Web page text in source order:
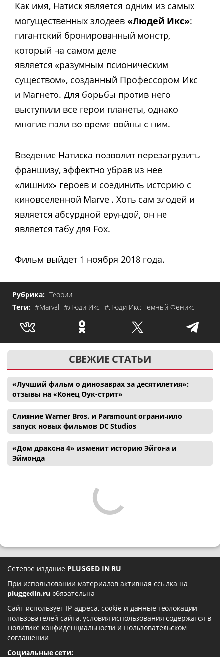
Как имя, Натиск является одним из самых
могущественных злодеев «Людей Икс»:
гигантский бронированный монстр,
который на самом деле
является «разумным псионическим
существом», созданный Профессором Икс
и Магнето. Для борьбы против него
выступили все герои планеты, однако
многие пали во время войны с ним.
Введение Натиска позволит перезагрузить
франшизу, эффектно убрав из нее
«лишних» героев и соединить историю с
киновселенной Marvel. Хоть сам злодей и
является абсурдной ерундой, он не
является табу для Fox.
Фильм выйдет 1 ноября 2018 года.
Рубрика: Теории
Теги: #Marvel #Люди Икс #Люди Икс: Темный Феникс
СВЕЖИЕ СТАТЬИ
«Лучший фильм о динозаврах за десятилетия»:
отзывы на «Конец Оук-стрит»
Слияние Warner Bros. и Paramount ограничило
запуск новых фильмов DC Studios
«Дом дракона 4» изменит историю Эйгона и
Эймонда
Сетевое издание PLUGGED IN RU
При использовании материалов активная ссылка на
pluggedin.ru обязательна
Сайт использует IP-адреса, cookie и данные геолокации
пользователей сайта, условия использования содержатся в
Политике конфиденциальности и Пользовательском
соглашении
Социальные сети: